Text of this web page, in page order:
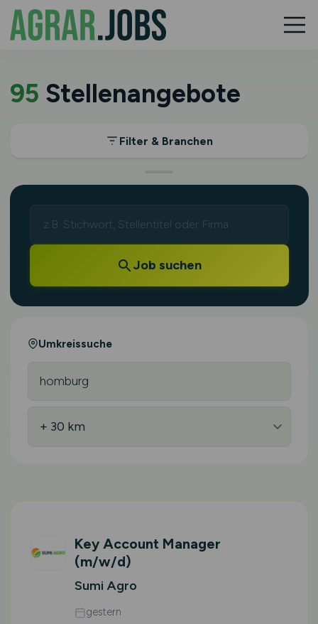
95 Stellenangebote
Filter & Branchen
Job suchen
Umkreissuche
Key Account Manager
(m/w/d)
Sumi Agro
gestern